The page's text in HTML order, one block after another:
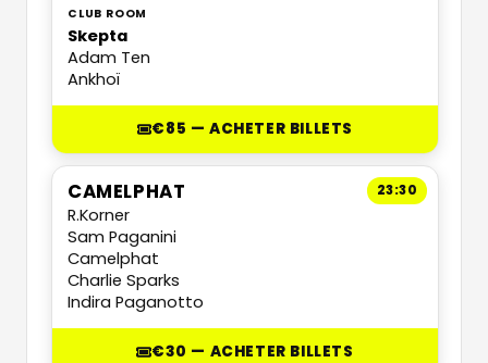
CLUB ROOM
Skepta
Adam Ten
Ankhoï
€85 — ACHETER BILLETS
23:30
CAMELPHAT
R.Korner
Sam Paganini
Camelphat
Charlie Sparks
Indira Paganotto
€30 — ACHETER BILLETS